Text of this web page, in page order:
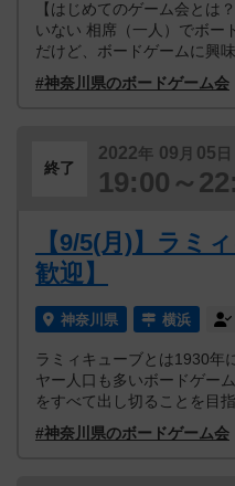
【はじめてのゲーム会とは
いない 相席（一人）でボー
だけど、ボードゲームに興
#神奈川県のボードゲーム会
終了
2022年 09 月 05 日
19:00～
【9/5(月)】ラミ
歓迎】
神奈川県 横浜
ラミィキューブとは1930年
ヤー人口も多いボードゲー
をすべて出し切ることを目
#神奈川県のボードゲーム会